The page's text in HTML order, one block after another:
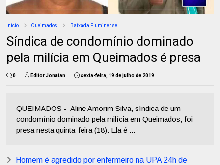
Início Queimados Baixada Fluminense
Síndica de condomínio dominado
pela milícia em Queimados é presa
0 Editor Jonatan sexta-feira, 19 de julho de 2019
QUEIMADOS - Aline Amorim Silva, síndica de um
condomínio dominado pela milícia em Queimados, foi
presa nesta quinta-feira (18). Ela é ...
Homem é agredido por enfermeiro na UPA 24h de